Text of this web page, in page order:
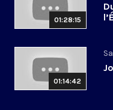
01:28:15
01:14:42